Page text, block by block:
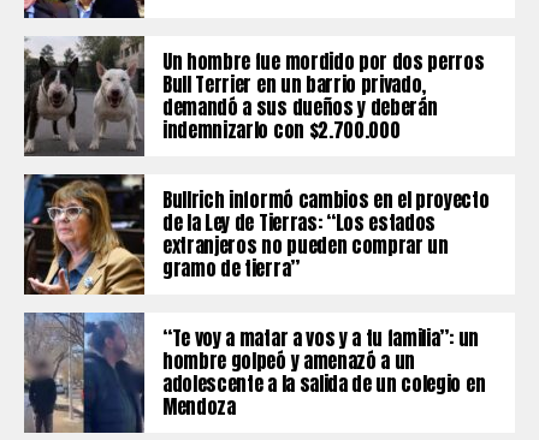
Un hombre fue mordido por dos perros
Bull Terrier en un barrio privado,
demandó a sus dueños y deberán
indemnizarlo con $2.700.000
Bullrich informó cambios en el proyecto
de la Ley de Tierras: “Los estados
extranjeros no pueden comprar un
gramo de tierra”
“Te voy a matar a vos y a tu familia”: un
hombre golpeó y amenazó a un
adolescente a la salida de un colegio en
Mendoza